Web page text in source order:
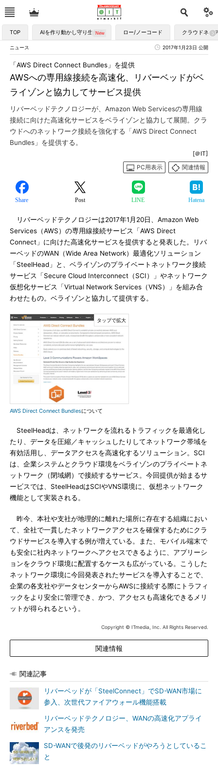
TOP AIを作り動かし守り生かす ロー/ノーコード クラウドネイ
ニュース 2017年1月23日 公開
AWSへの専用線接続を高速化、リバーベッドがベ
ライゾンと協力してサービス提供
「AWS Direct Connect Bundles」を提供
リバーベッドテクノロジーが、Amazon Web Servicesの専用線
接続に向けた高速化サービスをベライゾンと協力して展開。クラ
ウドへのネットワーク接続を強化する「AWS Direct Connect
Bundles」を提供する。
[＠IT]
PC用表示
関連情報
Share Post LINE Hatena
リバーベッドテクノロジーは2017年1月20日、Amazon Web
Services（AWS）の専用線接続サービス「AWS Direct
Connect」に向けた高速化サービスを提供すると発表した。リバ
ーベッドのWAN（Wide Area Network）最適化ソリューション
「SteelHead」と、ベライゾンのプライベートネットワーク接続
サービス「Secure Cloud Interconnect（SCI）」やネットワーク
仮想化サービス「Virtual Network Services（VNS）」を組み合
わせたもの。ベライゾンと協力して提供する。
AWS Direct Connect Bundlesについて
SteelHeadは、ネットワークを流れるトラフィックを最適化し
たり、データを圧縮／キャッシュしたりしてネットワーク帯域を
有効活用し、データアクセスを高速化するソリューション。SCI
は、企業システムとクラウド環境をベライゾンのプライベートネ
ットワーク（閉域網）で接続するサービス。今回提供が始まるサ
ービスでは、SteelHeadはSCIやVNS環境に、仮想ネットワーク
機能として実装される。
昨今、本社や支社が地理的に離れた場所に存在する組織におい
て、全社で一貫したネットワークアクセスを確保するためにクラ
ウドサービスを導入する例が増えている。また、モバイル端末で
も安全に社内ネットワークへアクセスできるように、アプリーシ
ョンをクラウド環境に配置するケースも広がっている。こうした
ネットワーク環境に今回発表されたサービスを導入することで、
企業の各支社やデータセンターからAWSに接続する際にトラフィ
ックをより安全に管理でき、かつ、アクセスも高速化できるメリ
ットが得られるという。
Copyright © ITmedia, Inc. All Rights Reserved.
関連情報
関連記事
リバーベッドが「SteelConnect」でSD-WAN市場に
参入、次世代ファイアウォール機能搭載
リバーベッドテクノロジー、WANの高速化アプライ
アンスを発売
SD-WANで後発のリバーベッドがやろうとしているこ
と